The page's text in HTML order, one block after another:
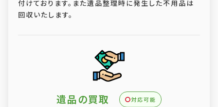
付けております。また遺品整理時に発生した不用品は
回収いたします。
遺品の買取 対応可能